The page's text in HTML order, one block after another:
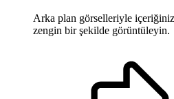
Arka plan görselleriyle
zengin bir şekilde görüntüleyin.